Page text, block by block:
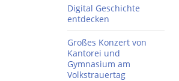
Digital Geschichte
entdecken
Großes Konzert von
Kantorei und
Gymnasium am
Volkstrauertag